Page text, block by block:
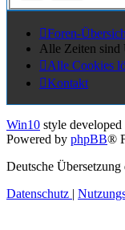
Foren-
Alle Zeiten sind
Alle Cookies
Kontakt
Win10 style
Powered by phpBB®
Deutsche Übersetzung
Datenschutz |